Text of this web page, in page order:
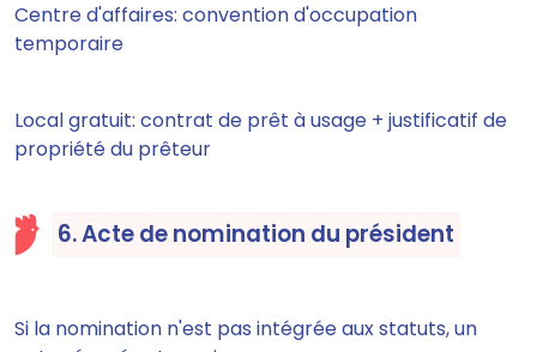
Centre d'affaires: convention d'occupation
temporaire
Local gratuit: contrat de prêt à usage + justificatif de
propriété du prêteur
6. Acte de nomination du président
Si la nomination n'est pas intégrée aux statuts, un